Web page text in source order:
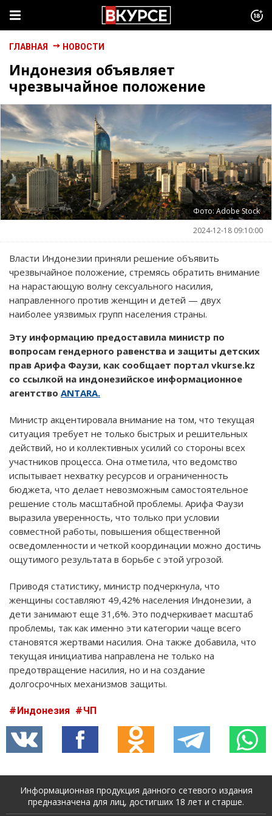
ГЛАВНАЯ НОВОСТИ
Индонезия объявляет
чрезвычайное положение
Фото: Adobe Stock
2024-12-18 09:10:00
Власти Индонезии приняли решение объявить
чрезвычайное положение, стремясь обратить внимание
на нарастающую волну сексуального насилия,
направленного против женщин и детей — двух
наиболее уязвимых групп населения страны.
Эту информацию предоставила министр по
вопросам гендерного равенства и защиты детских
прав Арифа Фаузи, как сообщает портал vkurse.kz
со ссылкой на индонезийское информационное
агентство ANTARA.
Министр акцентировала внимание на том, что текущая
ситуация требует не только быстрых и решительных
действий, но и коллективных усилий со стороны всех
участников процесса. Она отметила, что ведомство
испытывает нехватку ресурсов и ограниченность
бюджета, что делает невозможным самостоятельное
решение столь масштабной проблемы. Арифа Фаузи
выразила уверенность, что только при условии
совместной работы, повышения общественной
осведомленности и четкой координации можно достичь
ощутимого результата в борьбе с этой угрозой.
Приводя статистику, министр подчеркнула, что
женщины составляют 49,42% населения Индонезии, а
дети занимают еще 31,6%. Это подчеркивает масштаб
проблемы, так как именно эти категории чаще всего
становятся жертвами насилия. Она также добавила, что
текущая инициатива направлена не только на
предотвращение насилия, но и на создание
долгосрочных механизмов защиты.
Индонезия ЧП
Информационная продукция данного сетевого издания
предназначена для лиц, достигших 18 лет и старше.